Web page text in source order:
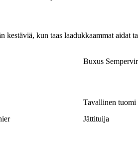
kun taas laadukkaammat aidat
Buxus
Tavallinen tuomi
Jättituija